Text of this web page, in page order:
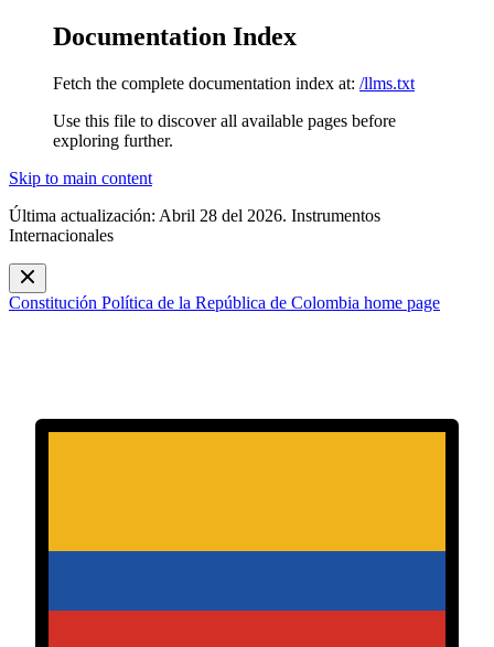
Documentation Index
Fetch the complete documentation index at: /llms.txt
Use this file to discover all available pages before
exploring further.
Skip to main content
Última actualización: Abril 28 del 2026. Instrumentos
Internacionales
Constitución Política de la República de Colombia home page